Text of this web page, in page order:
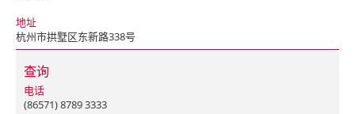
地址
杭州市拱墅区东新路338号
查询
电话
(86571) 8789 3333